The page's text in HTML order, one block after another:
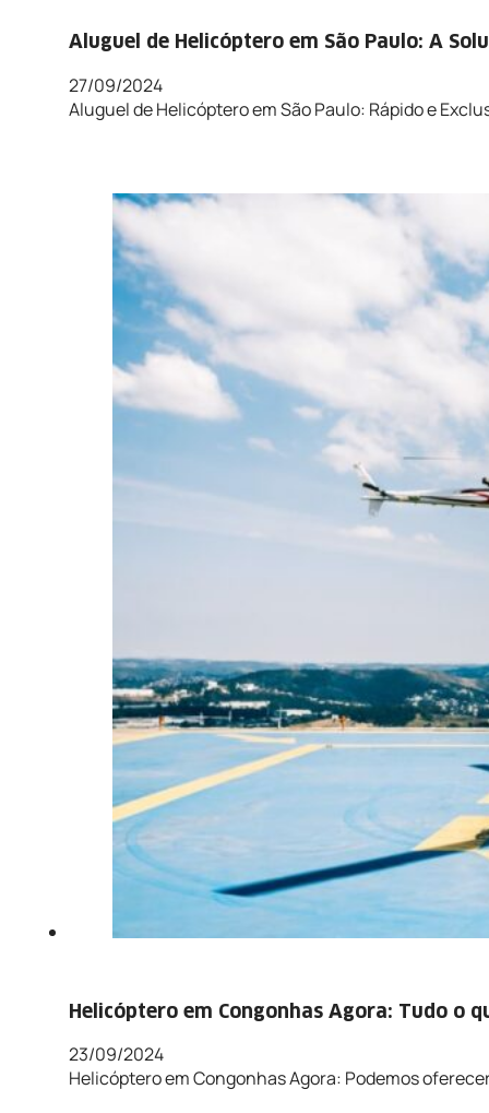
Aluguel de Helicóptero em São Paulo: A
27/09/2024
Aluguel de Helicóptero em São Paulo: Rápido e
Helicóptero em Congonhas Agora: Tudo o
23/09/2024
Helicóptero em Congonhas Agora: Podemos